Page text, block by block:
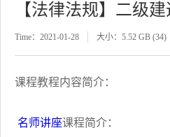
【法律法规】二级
Time：2021-01-28 大小：5.52 GB (34)
课程教程内容简介：
名师讲座课程简介：